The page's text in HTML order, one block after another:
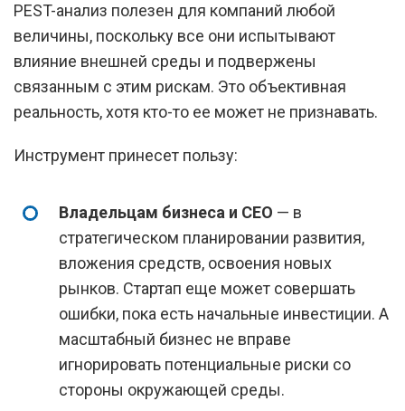
PEST-анализ полезен для компаний любой
величины, поскольку все они испытывают
влияние внешней среды и подвержены
связанным с этим рискам. Это объективная
реальность, хотя кто-то ее может не признавать.
Инструмент принесет пользу:
Владельцам бизнеса и CEO — в
стратегическом планировании развития,
вложения средств, освоения новых
рынков. Стартап еще может совершать
ошибки, пока есть начальные инвестиции. А
масштабный бизнес не вправе
игнорировать потенциальные риски со
стороны окружающей среды.